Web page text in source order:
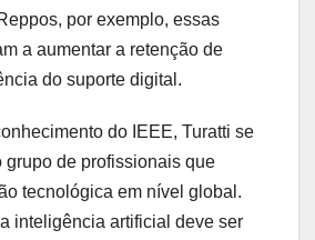
por exemplo, essas
a aumentar a retenção de
do suporte digital.
do IEEE, Turatti se
grupo de profissionais que
tecnológica em nível global.
inteligência artificial deve ser